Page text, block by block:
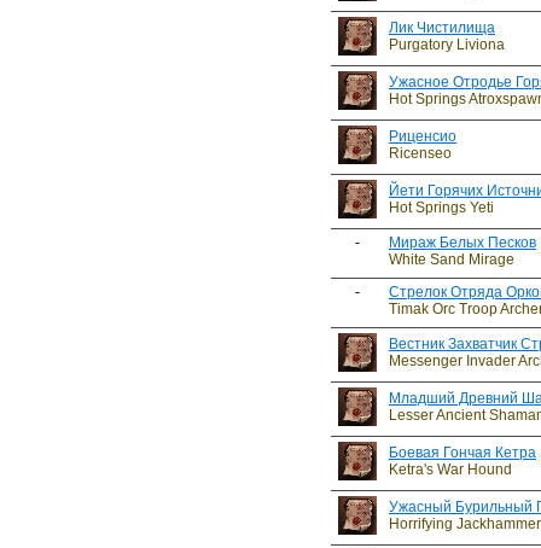
Лик Чистилища
Purgatory Liviona
Ужасное Отродье
Hot Springs
Риценсио
Ricenseo
Йети Горячих
Hot Springs Yeti
-
Мираж Белых Песков
White Sand Mirage
-
Стрелок Отряда
Timak Orc Troop
Вестник Захватчик
Messenger Invader
Младший Древний
Lesser Ancient
Боевая Гончая Кетра
Ketra's War Hound
Ужасный Бурильный
Horrifying